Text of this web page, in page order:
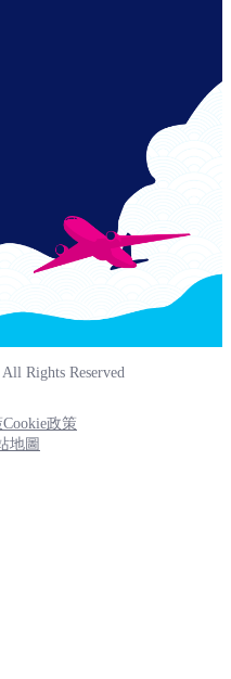
Rights Reserved
Cookie政策
地圖